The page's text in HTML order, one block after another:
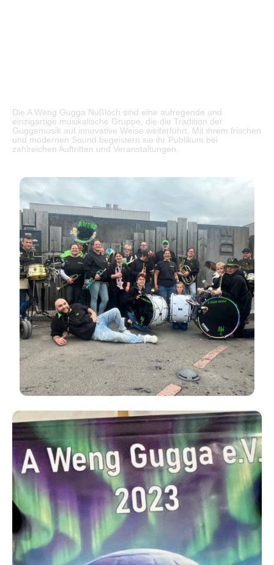
Die A Weng Gugga Nußloch sind eine aufregende und
einzigartige musikalische Gruppe, die die Tradition der
Guggemusik auf innovative Weise weiterführt. Mit ihrem frischen
und modernen Sound begeistern sie ihr Publikum bei
zahlreichen Auftritten und Veranstaltungen.